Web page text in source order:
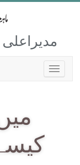
مدیراعلی